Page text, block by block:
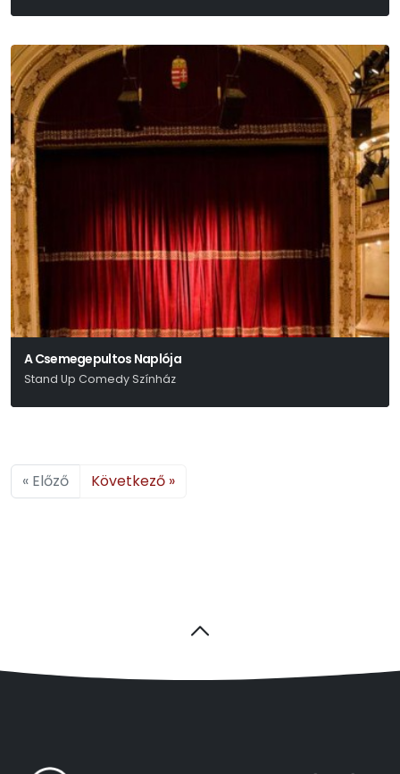
A Csemegepultos Naplója
Stand Up Comedy Színház
« Előző Következő »